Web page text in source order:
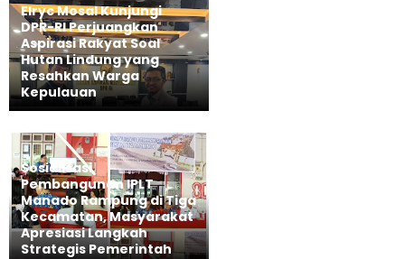
Elryc Mosal Kunjungi
DPR-RI Perjuangkan
Aspirasi Rakyat Soal
Hutan Lindung yang
Resahkan Warga
Kepulauan
Sosialisasi
Pembangunan IPLT
Manado Rampung di Tiga
Kecamatan, Masyarakat
Apresiasi Langkah
Strategis Pemerintah